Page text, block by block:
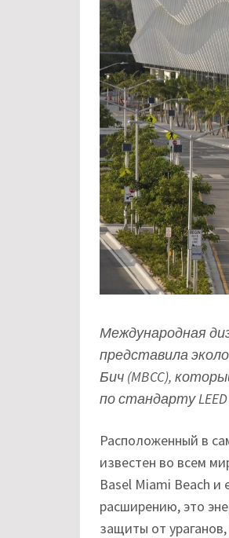
Международная
представила
Бич (MBCC),
по стандарту LEED
Расположенный в
известен во всем
Basel Miami Beach и
расширению, это
защиты от